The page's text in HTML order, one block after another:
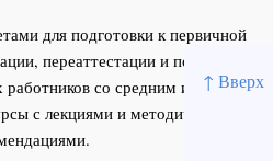
↑ Вверх
для подготовки к первичной
переаттестации и повышения
работников со средним и высшим
с лекциями и методическими